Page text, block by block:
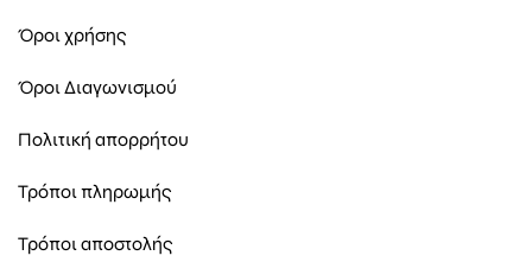
Όροι χρήσης
Όροι Διαγωνισμού
Πολιτική απορρήτου
Τρόποι πληρωμής
Τρόποι αποστολής